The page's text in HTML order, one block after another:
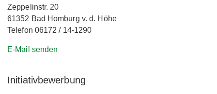
Zeppelinstr. 20
61352 Bad Homburg v. d. Höhe
Telefon 06172 / 14-1290
E-Mail senden
Initiativbewerbung